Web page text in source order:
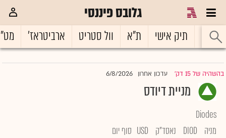
גלובס פיננסי
ראשי תיק אישי ת"א וול סטריט ארביטראז'
בהשהיה של 15 דק' |עדכון אחרון 6/8/2026
מניית דיודס
Diodes
מניה
DIOD נאסד"ק USD סוף יום